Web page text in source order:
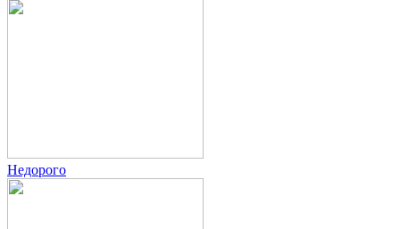
Недорого